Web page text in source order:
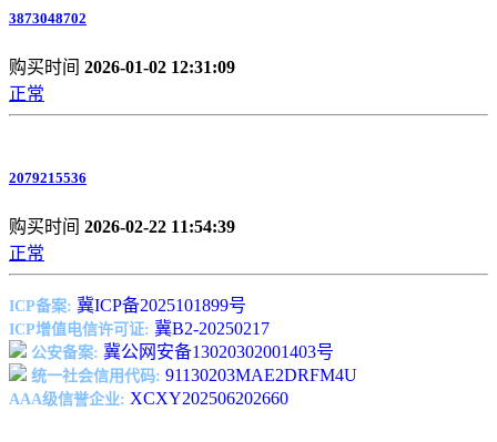
3873048702
购买时间 2026-01-02 12:31:09
正常
2079215536
购买时间 2026-02-22 11:54:39
正常
ICP备案: 冀ICP备2025101899号
ICP增值电信许可证: 冀B2-20250217
公安备案: 冀公网安备13020302001403号
统一社会信用代码: 91130203MAE2DRFM4U
AAA级信誉企业: XCXY202506202660